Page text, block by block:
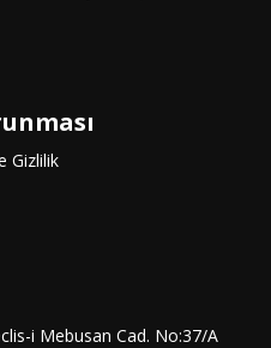
Gizlilik
i Mebusan Cad. No:37/A